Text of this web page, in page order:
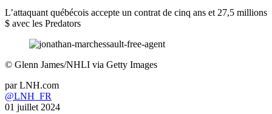
L’attaquant québécois accepte un contrat de cinq ans et 27,5 millions
$ avec les Predators
© Glenn James/NHLI via Getty Images
par LNH.com
@LNH_FR
01 juillet 2024